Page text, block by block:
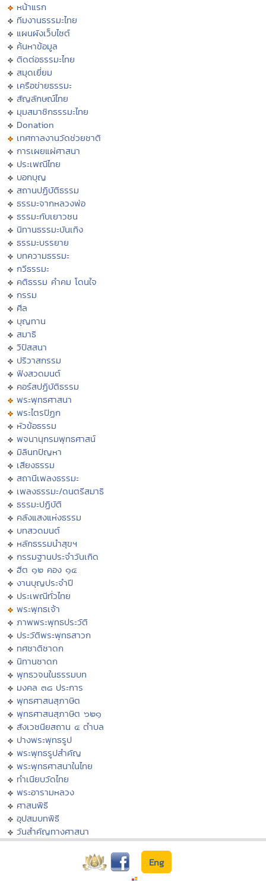
หน้าแรก
ทีมงานธรรมะไทย
แผนผังเว็บไซต์
ค้นหาข้อมูล
ติดต่อธรรมะไทย
สมุดเยี่ยม
เครือข่ายธรรมะ
สัญลักษณ์ไทย
มุมสมาชิกธรรมะไทย
Donation
เทศกาลงานวัดช่วยชาติ
การเผยแผ่ศาสนา
ประเพณีไทย
บอกบุญ
สถานปฏิบัติธรรม
ธรรมะจากหลวงพ่อ
ธรรมะกับเยาวชน
นิทานธรรมะบันเทิง
ธรรมะบรรยาย
บทความธรรมะ
กวีธรรมะ
คติธรรม คำคม โดนใจ
กรรม
ศีล
บุญทาน
สมาธิ
วิปัสสนา
ปริวาสกรรม
ฟังสวดมนต์
คอร์สปฏิบัติธรรม
พระพุทธศาสนา
พระไตรปิฏก
หัวข้อธรรม
พจนานุกรมพุทธศาสน์
มิลินทปัญหา
เสียงธรรม
สถานีเพลงธรรมะ
เพลงธรรมะ/ดนตรีสมาธิ
ธรรมะปฏิบัติ
คลังแสงแห่งธรรม
บทสวดมนต์
หลักธรรมนำสุขฯ
กรรมฐานประจำวันเกิด
ฮีต ๑๒ คอง ๑๔
งานบุญประจำปี
ประเพณีทั่วไทย
พระพุทธเจ้า
ภาพพระพุทธประวัติ
ประวัติพระพุทธสาวก
ทศชาติชาดก
นิทานชาดก
พุทธวจนในธรรมบท
มงคล ๓๘ ประการ
พุทธศาสนสุภาษิต
พุทธศาสนสุภาษิต ๖๒๑
สังเวชนียสถาน ๔ ตำบล
ปางพระพุทธรูป
พระพุทธรูปสำคัญ
พระพุทธศาสนาในไทย
ทำเนียบวัดไทย
พระอารามหลวง
ศาสนพิธี
อุปสมบทพิธี
วันสำคัญทางศาสนา
Eng